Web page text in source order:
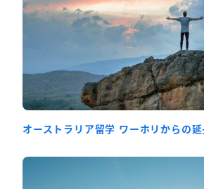
オーストラリア留学 ワーホリからの